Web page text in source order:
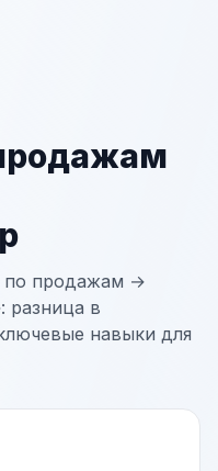
по продажам →
разница в
навыки для